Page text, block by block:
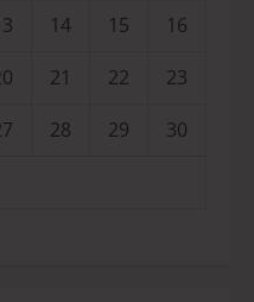
14 15
16
21 22
23
28 29
30